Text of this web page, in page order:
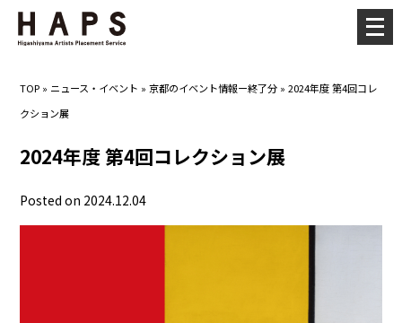
TOP » ニュース・イベント »京都のイベント情報ー終了分 »2024年度 第4回コレ
クション展
2024年度 第4回コレクション展
Posted on 2024.12.04
メ
ニ
ー